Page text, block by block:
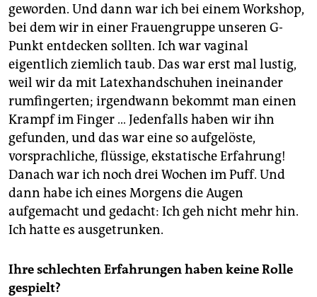
geworden. Und dann war ich bei einem Workshop,
bei dem wir in einer Frauengruppe unseren G-
Punkt entdecken sollten. Ich war vaginal
eigentlich ziemlich taub. Das war erst mal ­lustig,
weil wir da mit Latexhandschuhen ­ineinander
rumfingerten; irgendwann bekommt man einen
Krampf im Finger … Jedenfalls haben wir ihn
gefunden, und das war eine so aufgelöste,
vorsprachliche, flüssige, ekstatische Erfahrung!
Danach war ich noch drei Wochen im Puff. Und
dann habe ich eines Morgens die Augen
aufgemacht und gedacht: Ich geh nicht mehr hin.
Ich hatte es ausgetrunken.
Ihre schlechten Erfahrungen haben keine Rolle
gespielt?